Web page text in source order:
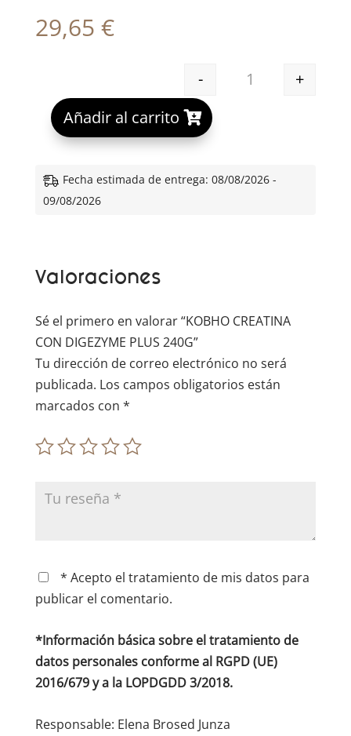
29,65 €
KOBHO
-
+
Añadir al carrito
A
e
e
Fecha estimada de entrega: 08/08/2026 -
09/08/2026
Valoraciones
Sé el primero en valorar “KOBHO CREATINA
CON DIGEZYME PLUS 240G”
Tu dirección de correo electrónico no será
publicada. Los campos obligatorios están
marcados con *
* Acepto el tratamiento de mis datos para
publicar el comentario.
*Información básica sobre el tratamiento de
datos personales conforme al RGPD (UE)
2016/679 y a la LOPDGDD 3/2018.
Responsable: Elena Brosed Junza